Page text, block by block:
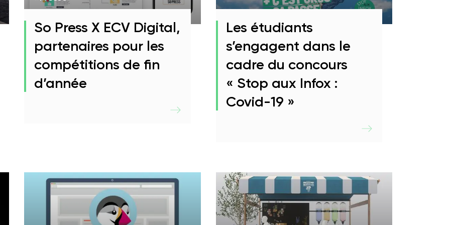
FAQ
Handi’Accueillante
En savoir plus
So Press X ECV Digital,
partenaires pour les
compétitions de fin
d’année
Les étudiants
s’engagent dans le
cadre du concours
« Stop aux Infox :
Covid-19 »